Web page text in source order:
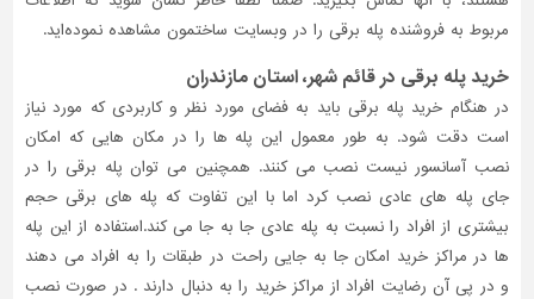
ساز
ساختمان
شهرسازی،
ترافیک
و
سازه
سایر
مربوط به فروشنده پله برقی را در وبسایت ساختمون مشاهده نموده‌اید.
خرید پله برقی در قائم شهر، استان مازندران
در هنگام خرید پله برقی باید به فضای مورد نظر و کاربردی که مورد نیاز
است دقت شود. به طور معمول این پله ها را در مکان هایی که امکان
نصب آسانسور نیست نصب می کنند. همچنین می توان پله برقی را در
جای پله های عادی نصب کرد اما با این تفاوت که پله های برقی حجم
بیشتری از افراد را نسبت به پله عادی جا به جا می کند.استفاده از این پله
ها در مراکز خرید امکان جا به جایی راحت در طبقات را به افراد می دهند
و در پی آن رضایت افراد از مراکز خرید را به دنبال دارند . در صورت نصب